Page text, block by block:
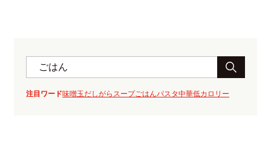
注目ワード味噌玉だしがら スープごはんパスタ中華低カロリー